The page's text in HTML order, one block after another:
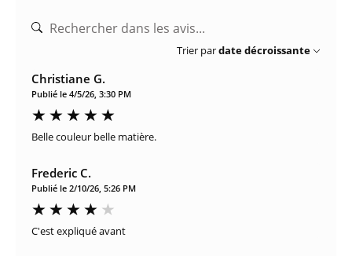
Trier pardate décroissante
Christiane G.
Publié le 4/5/26, 3:30 PM
Belle couleur belle matière.
Frederic C.
Publié le 2/10/26, 5:26 PM
C'est expliqué avant